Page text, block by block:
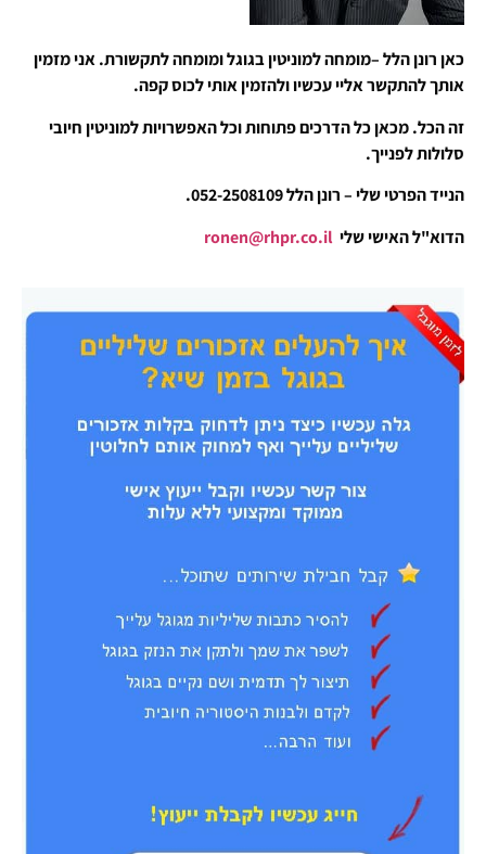
כאן רונן הלל –מומחה למוניטין בגוגל ומומחה לתקשורת. אני מזמין
אותך להתקשר אליי עכשיו ולהזמין אותי לכוס קפה.
זה הכל. מכאן כל הדרכים פתוחות וכל האפשרויות למוניטין חיובי
סלולות לפנייך.
הנייד הפרטי שלי – רונן הלל 052-2508109.
הדוא"ל האישי שלי